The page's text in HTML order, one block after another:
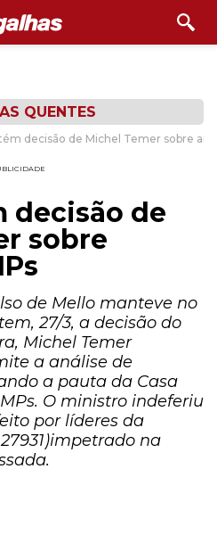
QUENTES
decisão de Michel Temer sobre
decisão de
sobre
de Mello manteve no
27/3, a decisão do
Michel Temer
a análise de
a pauta da Casa
O ministro indeferiu
por líderes da
na